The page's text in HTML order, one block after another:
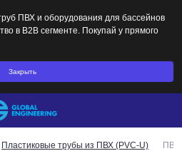
ПВХ и оборудования для бассейнов
в B2B сегменте. Покупай у прямого
Закрыть
Пластиковые трубы из ПВХ (PVC-U) ПВХ